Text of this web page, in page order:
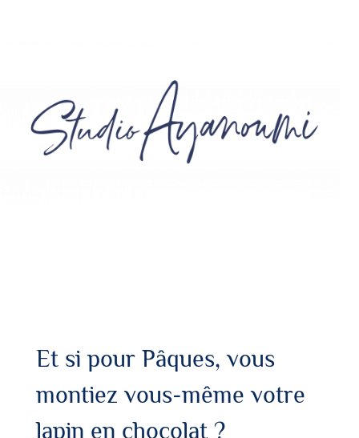
Et si pour Pâques, vous
montiez vous-même votre
lapin en chocolat ?